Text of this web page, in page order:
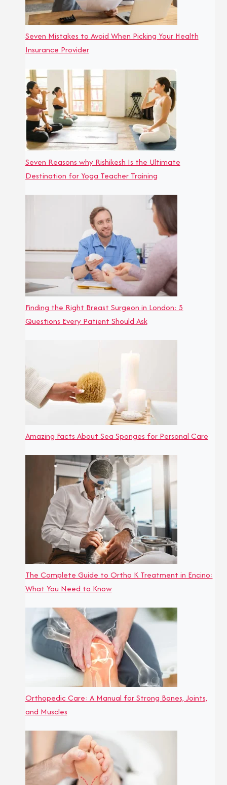
Seven Mistakes to Avoid When Picking Your Health
Insurance Provider
Seven Reasons why Rishikesh Is the Ultimate
Destination for Yoga Teacher Training
Finding the Right Breast Surgeon in London: 5
Questions Every Patient Should Ask
Amazing Facts About Sea Sponges for Personal Care
The Complete Guide to Ortho K Treatment in Encino:
What You Need to Know
Orthopedic Care: A Manual for Strong Bones, Joints,
and Muscles